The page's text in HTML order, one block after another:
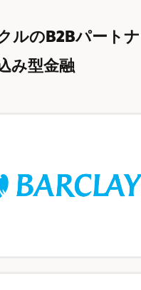
ルのB2Bパート
み型金融